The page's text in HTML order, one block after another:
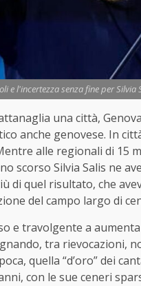
e l'incertezza senza fine per Silvia
una città,
anche genovese. In
alle regionali di 15
scorso Silvia Salis ne
di quel risultato, che
del campo largo di
e travolgente a
tra rievocazioni,
quella “d’oro” dei
con le sue ceneri